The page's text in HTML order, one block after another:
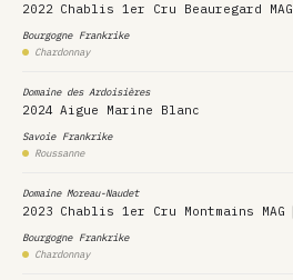
2022 Chablis 1er Cru Beauregard MAG
Bourgogne
Frankrike
Chardonnay
Domaine des Ardoisières
2024 Aigue Marine Blanc
Savoie
Frankrike
Roussanne
Domaine Moreau-Naudet
2023 Chablis 1er Cru Montmains MAG
Bourgogne
Frankrike
Chardonnay